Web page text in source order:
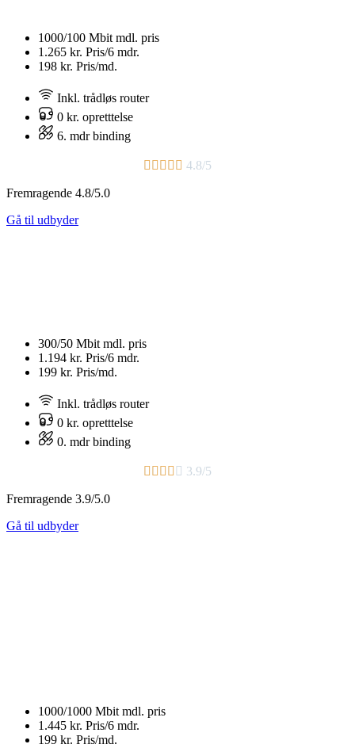
1000/100 Mbit mdl. pris
1.265 kr. Pris/6 mdr.
198 kr. Pris/md.
Inkl. trådløs router
0 kr. opretttelse
6. mdr binding​
     4.8/5
Fremragende 4.8/5.0
Gå til udbyder
300/50 Mbit mdl. pris
1.194 kr. Pris/6 mdr.
199 kr. Pris/md.
Inkl. trådløs router
0 kr. opretttelse
0. mdr binding
     3.9/5
Fremragende 3.9/5.0
Gå til udbyder
1000/1000 Mbit mdl. pris
1.445 kr. Pris/6 mdr.
199 kr. Pris/md.